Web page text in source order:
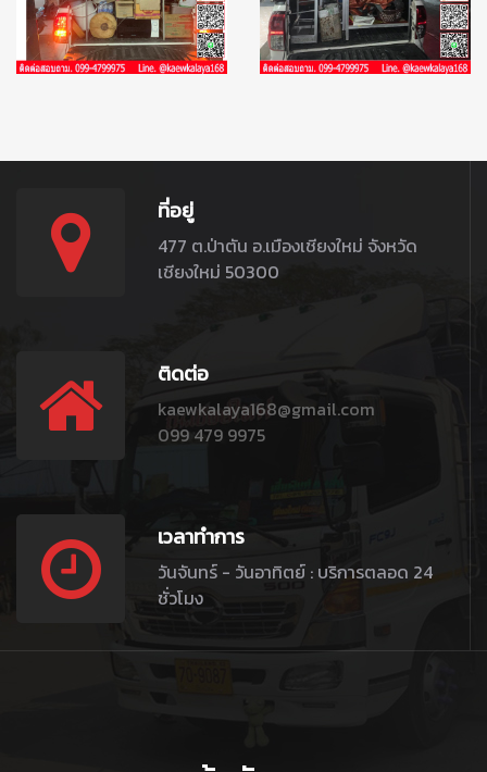
ที่อยู่
477 ต.ป่าตัน อ.เมืองเชียงใหม่ จังหวัด
เชียงใหม่ 50300
ติดต่อ
kaewkalaya168@gmail.com
099 479 9975
เวลาทำการ
วันจันทร์ - วันอาทิตย์ : บริการตลอด 24
ชั่วโมง